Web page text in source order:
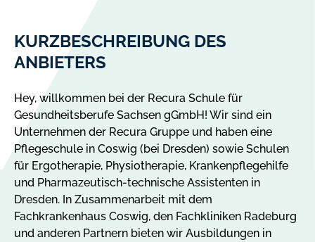
KURZBESCHREIBUNG DES
ANBIETERS
Hey, willkommen bei der Recura Schule für
Gesundheitsberufe Sachsen gGmbH! Wir sind ein
Unternehmen der Recura Gruppe und haben eine
Pflegeschule in Coswig (bei Dresden) sowie Schulen
für Ergotherapie, Physiotherapie, Krankenpflegehilfe
und Pharmazeutisch-technische Assistenten in
Dresden. In Zusammenarbeit mit dem
Fachkrankenhaus Coswig, den Fachkliniken Radeburg
und anderen Partnern bieten wir Ausbildungen in